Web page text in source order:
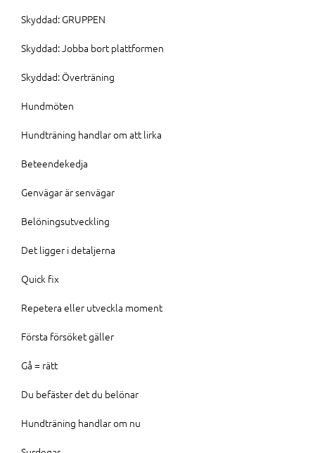
Skyddad: GRUPPEN
Skyddad: Jobba bort plattformen
Skyddad: Överträning
Hundmöten
Hundträning handlar om att lirka
Beteendekedja
Genvägar är senvägar
Belöningsutveckling
Det ligger i detaljerna
Quick fix
Repetera eller utveckla moment
Första försöket gäller
Gå = rätt
Du befäster det du belönar
Hundträning handlar om nu